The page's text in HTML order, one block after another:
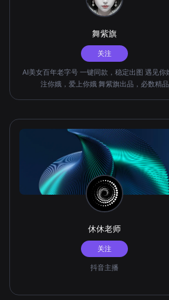
舞紫旗
关注
AI美女百年老字号 一键同款，稳定出图 遇见你娥，关
注你娥，爱上你娥 舞紫旗出品，必数精品
休休老师
关注
抖音主播